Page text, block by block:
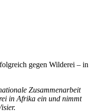
gegen Wilderei – in
Zusammenarbeit
in Afrika ein und nimmt